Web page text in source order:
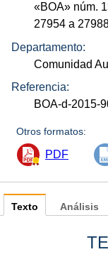
«BOA» núm.
27954 a
Departamento:
Comunidad
Referencia:
BOA-d-2015-
Otros formatos:
PDF
Texto Análisis